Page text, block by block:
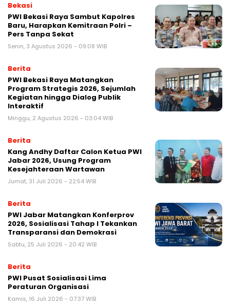
Bekasi
PWI Bekasi Raya Sambut Kapolres
Baru, Harapkan Kemitraan Polri –
Pers Tanpa Sekat
Senin, 3 Agustus 2026 - 09:08 WIB
Berita
PWI Bekasi Raya Matangkan
Program Strategis 2026, Sejumlah
Kegiatan hingga Dialog Publik
Interaktif
Minggu, 2 Agustus 2026 - 03:04 WIB
Berita
Kang Andhy Daftar Calon Ketua PWI
Jabar 2026, Usung Program
Kesejahteraan Wartawan
Jumat, 31 Juli 2026 - 22:54 WIB
Berita
PWI Jabar Matangkan Konferprov
2026, Sosialisasi Tahap I Tekankan
Transparansi dan Demokrasi
Sabtu, 25 Juli 2026 - 20:42 WIB
Berita
PWI Pusat Sosialisasi Lima
Peraturan Organisasi
Kamis, 16 Juli 2026 - 07:37 WIB